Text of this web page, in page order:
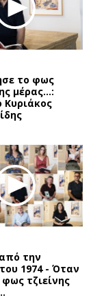
στην ''Κ''
το φως
μέρας…:
Κυριάκος
την
1974 - Όταν
τζιείνης